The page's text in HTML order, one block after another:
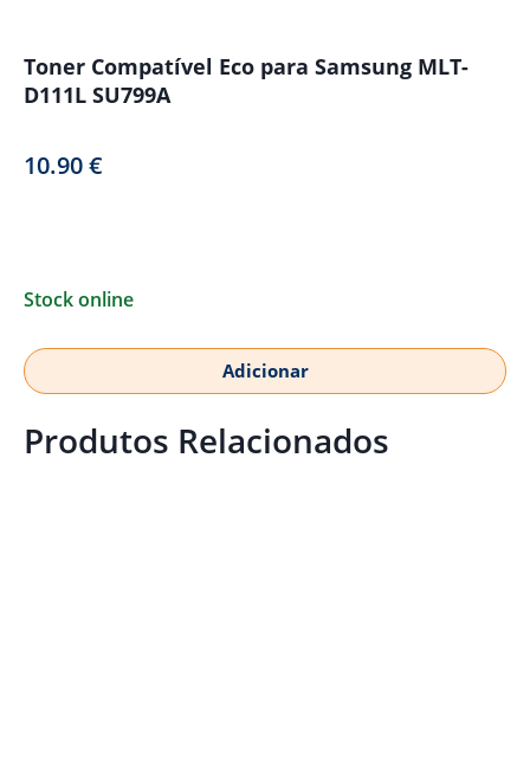
Toner Compatível Eco para Samsung MLT-
D111L SU799A
10.90€
Stock online
Adicionar
Produtos Relacionados